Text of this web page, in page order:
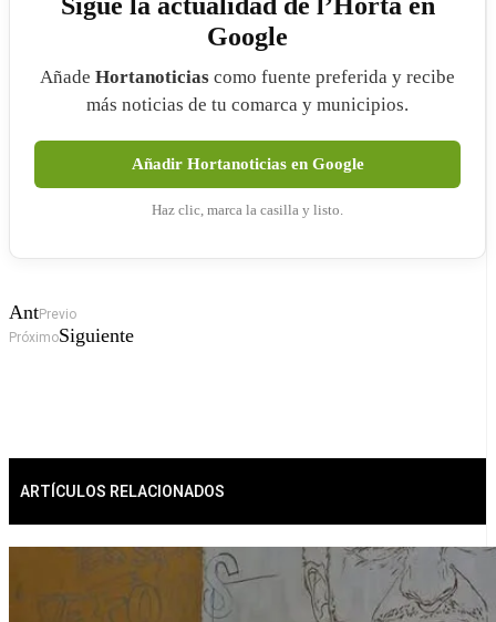
Sigue la actualidad de l’Horta en
Google
Añade Hortanoticias como fuente preferida y recibe
más noticias de tu comarca y municipios.
Añadir Hortanoticias en Google
Haz clic, marca la casilla y listo.
AntPrevio
PróximoSiguiente
ARTÍCULOS RELACIONADOS